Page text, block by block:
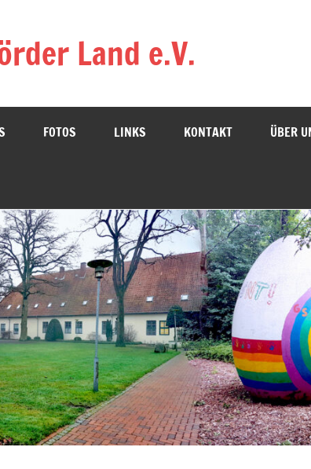
Land e.V.
FOTOS LINKS KONTAKT ÜBER